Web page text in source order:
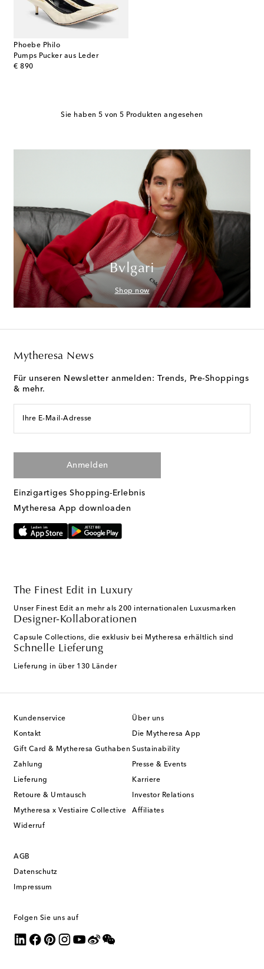
Phoebe Philo
Pumps Pucker aus Leder
€ 890
original price
Sie haben 5 von 5 Produkten angesehen
Bvlgari
Shop now
Mytheresa News
Für unseren Newsletter anmelden: Trends, Pre-Shoppings
& mehr.
Ihre E-Mail-Adresse
Anmelden
Einzigartiges Shopping-Erlebnis
Mytheresa App downloaden
The Finest Edit in Luxury
Unser Finest Edit an mehr als 200 internationalen Luxusmarken
Designer-Kollaborationen
Capsule Collections, die exklusiv bei Mytheresa erhältlich sind
Schnelle Lieferung
Lieferung in über 130 Länder
Kundenservice
Kontakt
Gift Card & Mytheresa Guthaben
Zahlung
Lieferung
Retoure & Umtausch
Mytheresa x Vestiaire Collective
Widerruf
Über uns
Die Mytheresa App
Sustainability
Presse & Events
Karriere
Investor Relations
Affiliates
AGB
Datenschutz
Impressum
Folgen Sie uns auf